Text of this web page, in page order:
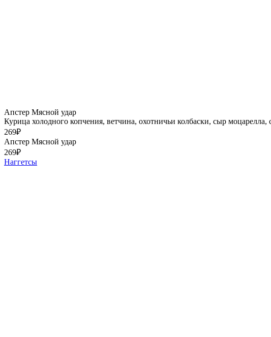
Апстер Мясной удар
Курица холодного копчения, ветчина, охотничьи колбаски, сыр моцарелла,
269₽
Апстер Мясной удар
269₽
Наггетсы